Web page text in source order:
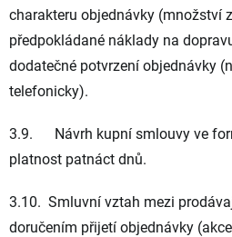
charakteru objednávky (množství
předpokládané náklady na
dodatečné potvrzení objednávky
telefonicky).
3.9. Návrh kupní smlouvy ve
platnost patnáct dnů.
3.10. Smluvní vztah mezi
doručením přijetí objednávky